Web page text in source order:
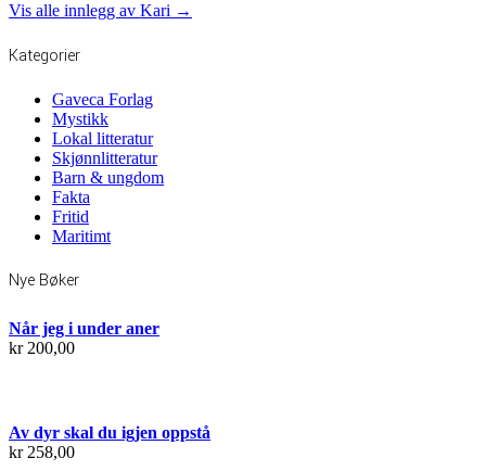
Vis alle innlegg av Kari →
Kategorier
Gaveca Forlag
Mystikk
Lokal litteratur
Skjønnlitteratur
Barn & ungdom
Fakta
Fritid
Maritimt
Nye Bøker
Når jeg i under aner
kr200,00
Av dyr skal du igjen oppstå
kr258,00